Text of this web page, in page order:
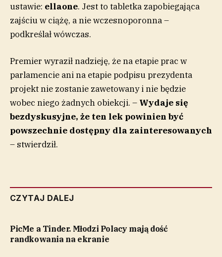
ustawie: ellaone. Jest to tabletka zapobiegająca
zajściu w ciążę, a nie wczesnoporonna –
podkreślał wówczas.
Premier wyraził nadzieję, że na etapie prac w
parlamencie ani na etapie podpisu prezydenta
projekt nie zostanie zawetowany i nie będzie
wobec niego żadnych obiekcji. – Wydaje się
bezdyskusyjne, że ten lek powinien być
powszechnie dostępny dla zainteresowanych
– stwierdził.
CZYTAJ DALEJ
PicMe a Tinder. Młodzi Polacy mają dość
randkowania na ekranie